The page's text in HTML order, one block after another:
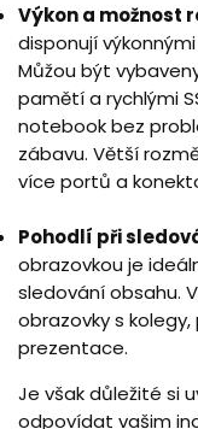
Výkon a možnost
disponují
Můžou být
pamětí a rychlými
notebook bez
zábavu. Větší
více portů a
Pohodlí při
obrazovkou je
sledování obsahu.
obrazovky s
prezentace.
Je však důležité si
odpovídat vašim